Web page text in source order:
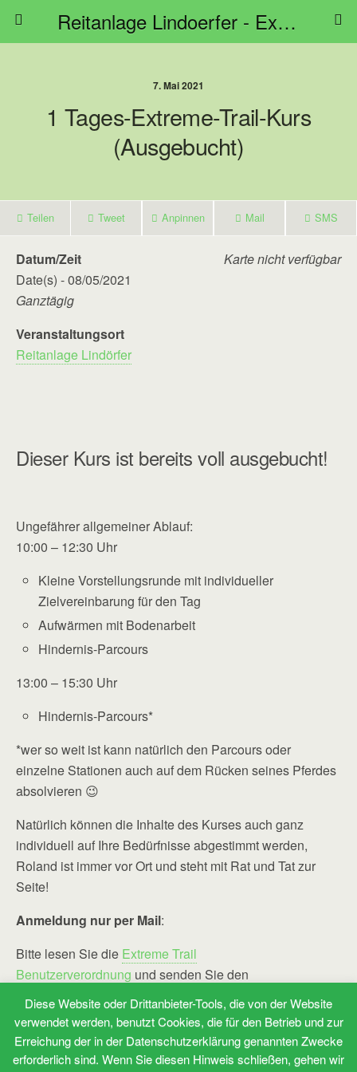
Reitanlage Lindoerfer - Extreme Trail Bayern
7. Mai 2021
1 Tages-Extreme-Trail-Kurs
(Ausgebucht)
Teilen Tweet Anpinnen Mail SMS
Karte nicht verfügbar
Datum/Zeit
Date(s) - 08/05/2021
Ganztägig
Veranstaltungsort
Reitanlage Lindörfer
Dieser Kurs ist bereits voll ausgebucht!
Ungefährer allgemeiner Ablauf:
10:00 – 12:30 Uhr
Kleine Vorstellungsrunde mit individueller
Zielvereinbarung für den Tag
Aufwärmen mit Bodenarbeit
Hindernis-Parcours
13:00 – 15:30 Uhr
Hindernis-Parcours*
*wer so weit ist kann natürlich den Parcours oder
einzelne Stationen auch auf dem Rücken seines Pferdes
absolvieren 😉
Natürlich können die Inhalte des Kurses auch ganz
individuell auf Ihre Bedürfnisse abgestimmt werden,
Roland ist immer vor Ort und steht mit Rat und Tat zur
Seite!
Anmeldung nur per Mail:
Bitte lesen Sie die Extreme Trail
Benutzerverordnung und senden Sie den
ausgefüllten Kurs-Vertrag
an
„info @ extreme – trail – bayern . de“
(Leerzeichen bitte entfernen)
Diese Website oder Drittanbieter-Tools, die von der Website
verwendet werden, benutzt Cookies, die für den Betrieb und zur
Erreichung der in der Datenschutzerklärung genannten Zwecke
erforderlich sind. Wenn Sie diesen Hinweis schließen, gehen wir